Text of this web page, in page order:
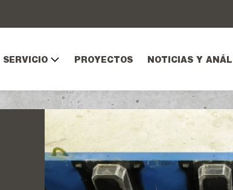
SERVICIO PROYECTOS NOTICIAS Y